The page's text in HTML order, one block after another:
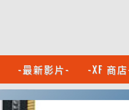
-最新影片- -XF 商